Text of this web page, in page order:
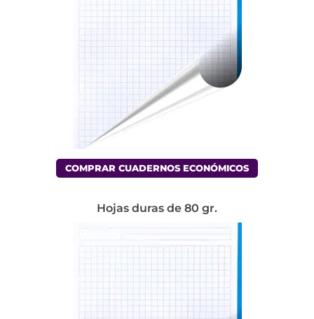
COMPRAR CUADERNOS ECONÓMICOS
Hojas duras de 80 gr.